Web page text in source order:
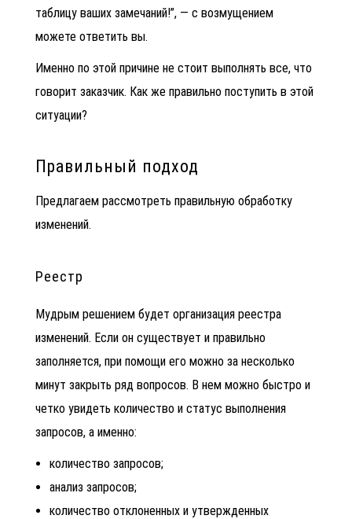
таблицу ваших замечаний!”, — с возмущением
можете ответить вы.
Именно по этой причине не стоит выполнять все, что
говорит заказчик. Как же правильно поступить в этой
ситуации?
Правильный подход
Предлагаем рассмотреть правильную обработку
изменений.
Реестр
Мудрым решением будет организация реестра
изменений. Если он существует и правильно
заполняется, при помощи его можно за несколько
минут закрыть ряд вопросов. В нем можно быстро и
четко увидеть количество и статус выполнения
запросов, а именно:
количество запросов;
анализ запросов;
количество отклоненных и утвержденных